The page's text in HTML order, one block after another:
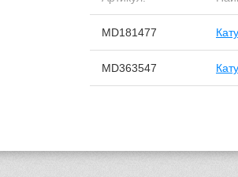
MD181477
MD363547